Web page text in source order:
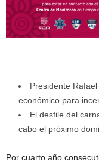
Presidente
económico para
El desfile del
cabo el próximo
Por cuarto año